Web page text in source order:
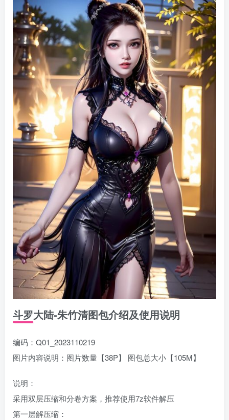
斗罗大陆-朱竹清图包介绍及使用说明
编码：Q01_2023110219
图片内容说明：图片数量【38P】 图包总大小【105M】
说明：
采用双层压缩和分卷方案，推荐使用7z软件解压
第一层解压缩：